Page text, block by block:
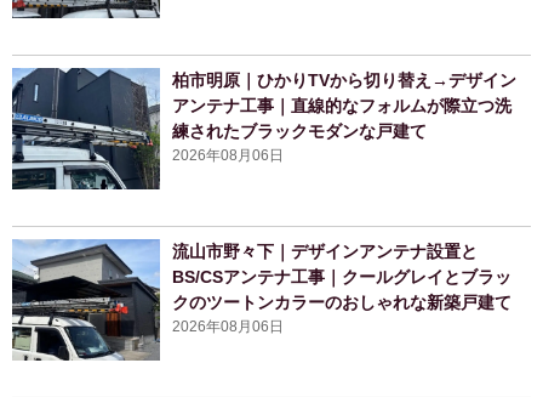
柏市明原｜ひかりTVから切り替え→デザイン
アンテナ工事｜直線的なフォルムが際立つ洗
練されたブラックモダンな戸建て
2026年08月06日
流山市野々下｜デザインアンテナ設置と
BS/CSアンテナ工事｜クールグレイとブラッ
クのツートンカラーのおしゃれな新築戸建て
2026年08月06日